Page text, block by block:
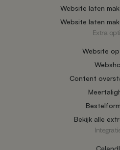
Website laten
Website laten
Extra
Website
Content
Bekijk alle